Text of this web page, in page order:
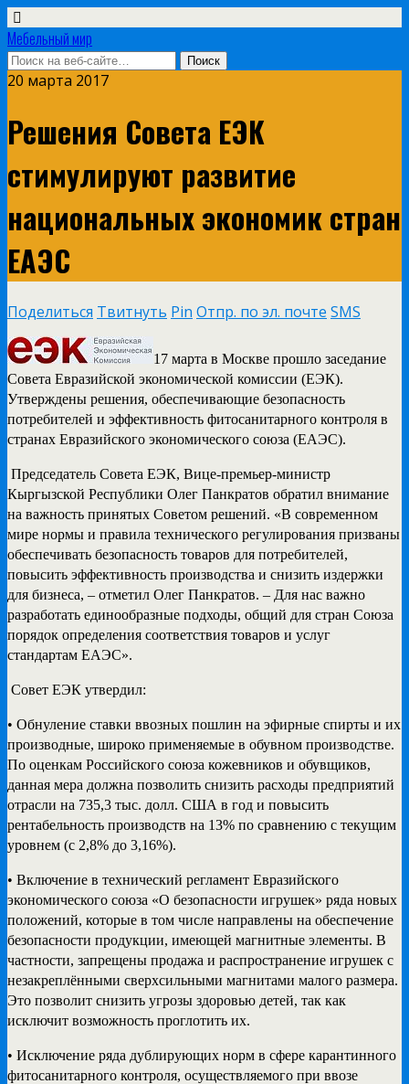
Мебельный мир
20 марта 2017
Решения Совета ЕЭК
стимулируют развитие
национальных экономик стран
ЕАЭС
Поделиться Твитнуть Pin Отпр. по эл. почте SMS
17 марта в Москве прошло заседание
Совета Евразийской экономической комиссии (ЕЭК).
Утверждены решения, обеспечивающие безопасность
потребителей и эффективность фитосанитарного контроля в
странах Евразийского экономического союза (ЕАЭС).
Председатель Совета ЕЭК, Вице-премьер-министр
Кыргызской Республики Олег Панкратов обратил внимание
на важность принятых Советом решений. «В современном
мире нормы и правила технического регулирования призваны
обеспечивать безопасность товаров для потребителей,
повысить эффективность производства и снизить издержки
для бизнеса, – отметил Олег Панкратов. – Для нас важно
разработать единообразные подходы, общий для стран Союза
порядок определения соответствия товаров и услуг
стандартам ЕАЭС».
Совет ЕЭК утвердил:
• Обнуление ставки ввозных пошлин на эфирные спирты и их
производные, широко применяемые в обувном производстве.
По оценкам Российского союза кожевников и обувщиков,
данная мера должна позволить снизить расходы предприятий
отрасли на 735,3 тыс. долл. США в год и повысить
рентабельность производств на 13% по сравнению с текущим
уровнем (с 2,8% до 3,16%).
• Включение в технический регламент Евразийского
экономического союза «О безопасности игрушек» ряда новых
положений, которые в том числе направлены на обеспечение
безопасности продукции, имеющей магнитные элементы. В
частности, запрещены продажа и распространение игрушек с
незакреплёнными сверхсильными магнитами малого размера.
Это позволит снизить угрозы здоровью детей, так как
исключит возможность проглотить их.
• Исключение ряда дублирующих норм в сфере карантинного
фитосанитарного контроля, осуществляемого при ввозе